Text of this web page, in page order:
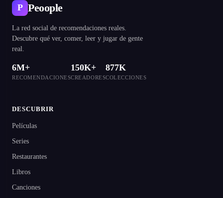
P Peoople
La red social de recomendaciones reales.
Descubre qué ver, comer, leer y jugar de gente
real.
6M+
RECOMENDACIONES
150K+
CREADORES
877K
COLECCIONES
DESCUBRIR
Películas
Series
Restaurantes
Libros
Canciones